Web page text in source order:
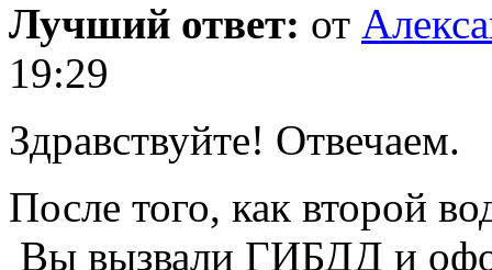
Лучший ответ: от
19:29
Здравствуйте! Отвечаем.
После того, как второй
Вы вызвали ГИБДД и